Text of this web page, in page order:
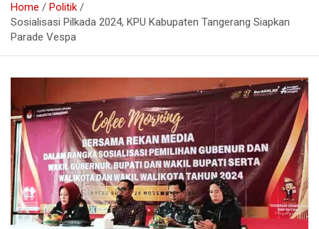
Home
Politik
Sosialisasi Pilkada 2024, KPU Kabupaten Tangerang Siapkan
Parade Vespa